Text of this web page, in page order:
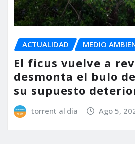
ACTUALIDAD MEDIO
El ficus vuelve a
desmonta el bulo
su supuesto
torrent al dia Ago 5,